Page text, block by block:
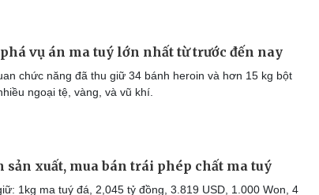
vụ án ma tuý lớn nhất từ trước đến nay
chức năng đã thu giữ 34 bánh heroin và hơn 15 kg bột
ngoại tệ, vàng, và vũ khí.
sản xuất, mua bán trái phép chất ma tuý
1kg ma tuý đá, 2,045 tỷ đồng, 3.819 USD, 1.000 Won, 4